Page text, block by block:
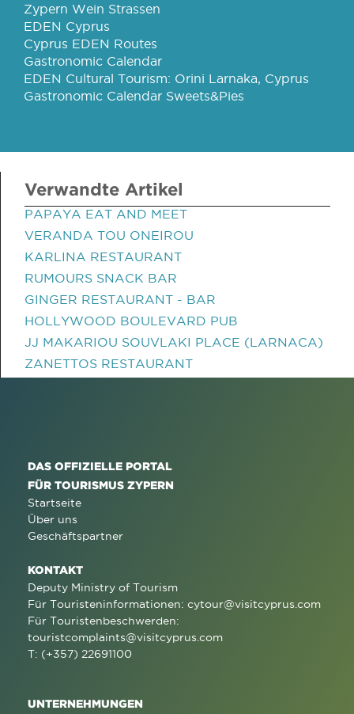
Zypern Wein Strassen
EDEN Cyprus
Cyprus EDEN Routes
Gastronomic Calendar
EDEN Cultural Tourism: Orini Larnaka, Cyprus
Gastronomic Calendar Sweets&Pies
Verwandte Artikel
PAPAYA EAT AND MEET
VERANDA TOU ONEIROU
KARLINA RESTAURANT
RUMOURS SNACK BAR
GINGER RESTAURANT - BAR
HOLLYWOOD BOULEVARD PUB
JJ MAKARIOU SOUVLAKI PLACE (LARNACA)
ZANETTOS RESTAURANT
DAS OFFIZIELLE PORTAL
FÜR TOURISMUS ZYPERN
Startseite
Über uns
Geschäftspartner
KONTAKT
Deputy Ministry of Tourism
Für Touristeninformationen: cytour@visitcyprus.com
Für Touristenbeschwerden:
touristcomplaints@visitcyprus.com
T: (+357) 22691100
UNTERNEHMUNGEN